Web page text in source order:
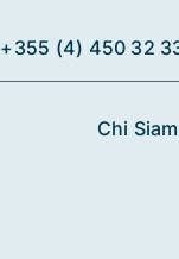
+355 (4) 450 32
Chi